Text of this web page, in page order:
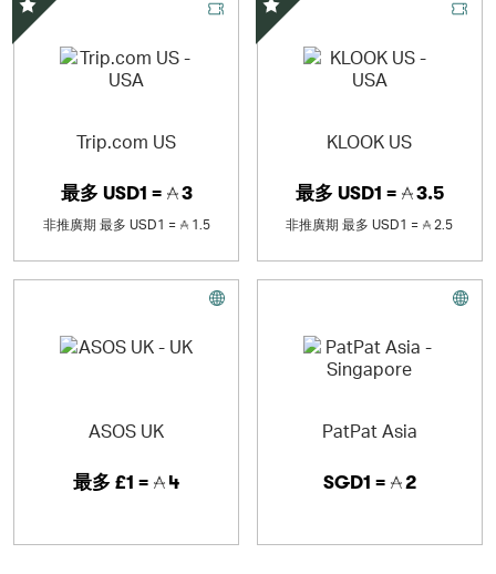
Trip.com US
最多 USD1 = 3
非推廣期 最多 USD1 = 1.5
精選優惠
KLOOK US
最多 USD1 = 3.5
非推廣期 最多 USD1 = 2.5
精選優惠
ASOS UK
最多 £1 = 4
PatPat Asia
SGD1 = 2